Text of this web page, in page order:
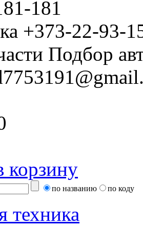
181
+373-22-93-
Подбор
корзину
по названию по коду
техника